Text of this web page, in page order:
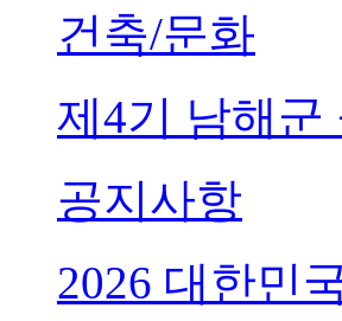
건축/문화
제4기 남해군
공지사항
2026 대한민